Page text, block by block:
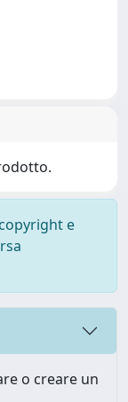
e
o creare un